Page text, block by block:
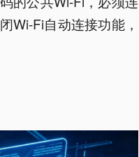
Wi-Fi自动连接功能，